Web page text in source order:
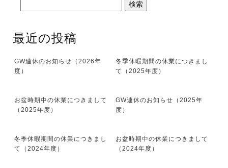
最近の投稿
GW連休のお知らせ（2026年
度）
冬季休暇期間の休業につきまし
て（2025年度）
お盆時期中の休業につきまして
（2025年度）
GW連休のお知らせ（2025年
度）
冬季休暇期間の休業につきまし
て（2024年度）
お盆時期中の休業につきまして
（2024年度）